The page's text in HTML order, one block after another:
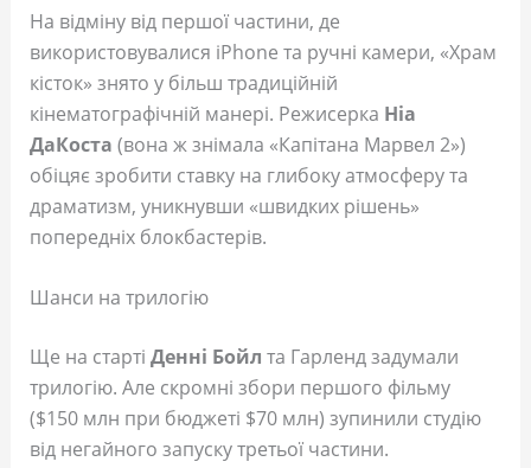
На відміну від першої частини, де
використовувалися iPhone та ручні камери, «Храм
кісток» знято у більш традиційній
кінематографічній манері. Режисерка Ніа
ДаКоста (вона ж знімала «Капітана Марвел 2»)
обіцяє зробити ставку на глибоку атмосферу та
драматизм, уникнувши «швидких рішень»
попередніх блокбастерів.
Шанси на трилогію
Ще на старті Денні Бойл та Гарленд задумали
трилогію. Але скромні збори першого фільму
($150 млн при бюджеті $70 млн) зупинили студію
від негайного запуску третьої частини.